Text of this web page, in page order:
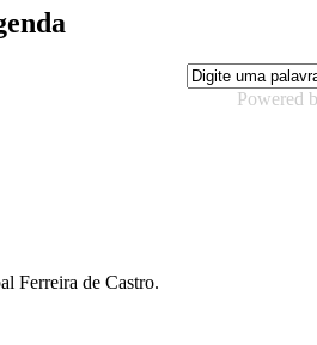
Powered
Ferreira de Castro.